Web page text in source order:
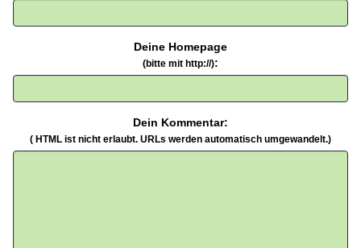
Deine Homepage
(bitte mit http://):
Dein Kommentar:
( HTML ist nicht erlaubt. URLs werden automatisch umgewandelt.)